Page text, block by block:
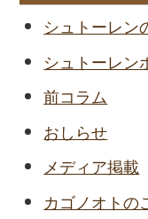
シュトーレン
シュトーレン
前コラム
おしらせ
メディア掲載
カゴノオトの